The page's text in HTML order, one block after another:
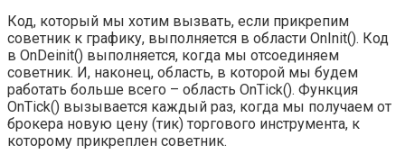
Код, который мы хотим вызвать, если прикрепим
советник к графику, выполняется в области OnInit(). Код
в OnDeinit() выполняется, когда мы отсоединяем
советник. И, наконец, область, в которой мы будем
работать больше всего – область OnTick(). Функция
OnTick() вызывается каждый раз, когда мы получаем от
брокера новую цену (тик) торгового инструмента, к
которому прикреплен советник.